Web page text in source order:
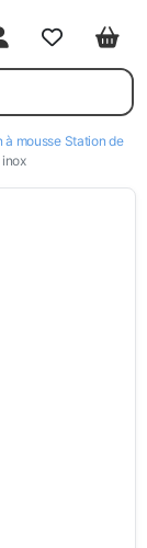
compte
Favoris
à mousse Station de